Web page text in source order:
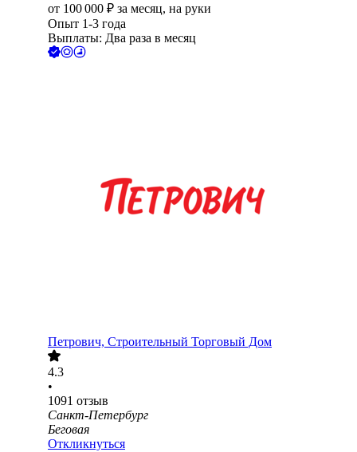
от 100 000 ₽ за месяц, на руки
Опыт 1-3 года
Выплаты: Два раза в месяц
Петрович, Строительный Торговый Дом
4.3
•
1091 отзыв
Санкт-Петербург
Беговая
Откликнуться